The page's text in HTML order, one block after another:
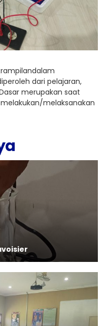
dari pelajaran,
merupakan saat
melaksanakan